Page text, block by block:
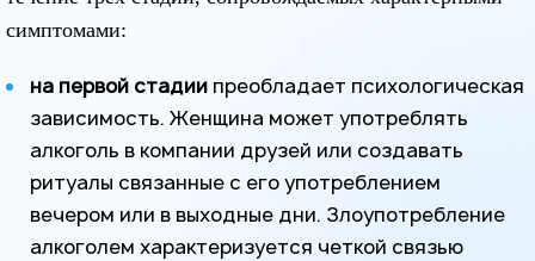
симптомами:
на первой стадии преобладает психологическая
зависимость. Женщина может употреблять
алкоголь в компании друзей или создавать
ритуалы связанные с его употреблением
вечером или в выходные дни. Злоупотребление
алкоголем характеризуется четкой связью